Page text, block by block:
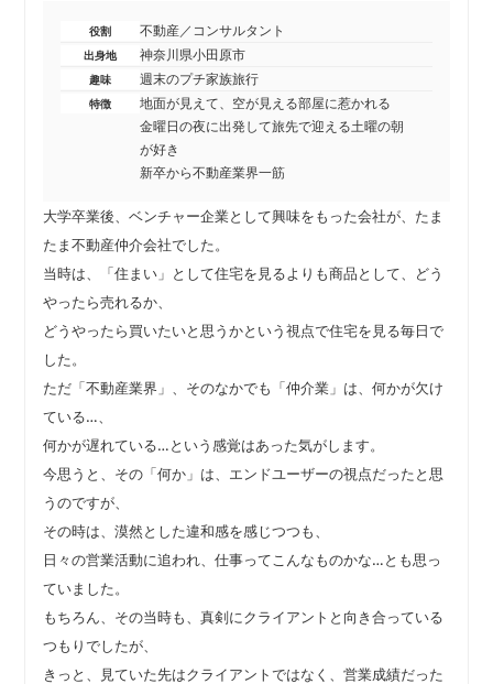
役割 不動産／コンサルタント
出身地 神奈川県小田原市
趣味 週末のプチ家族旅行
特徴
地面が見えて、空が見える部屋に惹かれる
金曜日の夜に出発して旅先で迎える土曜の朝
が好き
新卒から不動産業界一筋
大学卒業後、ベンチャー企業として興味をもった会社が、たま
たま不動産仲介会社でした。
当時は、「住まい」として住宅を見るよりも商品として、どう
やったら売れるか、
どうやったら買いたいと思うかという視点で住宅を見る毎日で
した。
ただ「不動産業界」、そのなかでも「仲介業」は、何かが欠け
ている…、
何かが遅れている…という感覚はあった気がします。
今思うと、その「何か」は、エンドユーザーの視点だったと思
うのですが、
その時は、漠然とした違和感を感じつつも、
日々の営業活動に追われ、仕事ってこんなものかな…とも思っ
ていました。
もちろん、その当時も、真剣にクライアントと向き合っている
つもりでしたが、
きっと、見ていた先はクライアントではなく、営業成績だった